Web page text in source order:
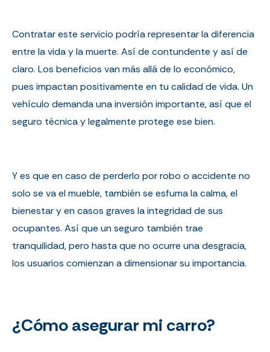
Contratar este servicio podría representar la diferencia
entre la vida y la muerte. Así de contundente y así de
claro. Los beneficios van más allá de lo económico,
pues impactan positivamente en tu calidad de vida. Un
vehículo demanda una inversión importante, así que el
seguro técnica y legalmente protege ese bien.
Y es que en caso de perderlo por robo o accidente no
solo se va el mueble, también se esfuma la calma, el
bienestar y en casos graves la integridad de sus
ocupantes. Así que un seguro también trae
tranquilidad, pero hasta que no ocurre una desgracia,
los usuarios comienzan a dimensionar su importancia.
¿Cómo asegurar mi carro?